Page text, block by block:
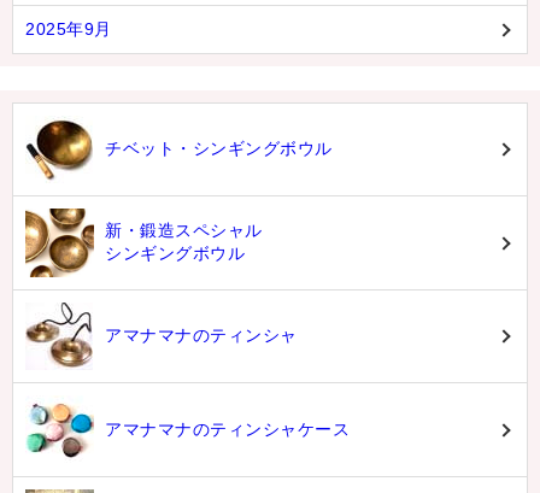
2025年9月
チベット・シンギングボウル
新・鍛造スペシャル
シンギングボウル
アマナマナのティンシャ
アマナマナのティンシャケース